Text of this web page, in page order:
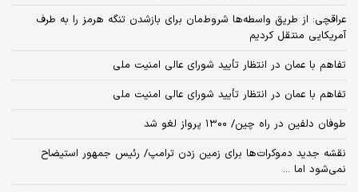
عراقچی: از طریق واسطه‌ها شروط‌مان برای بازشدن تنگه هرمز را به طرف
آمریکایی منتقل کردیم
تفاهم با عمان در انتظار تأیید شورای عالی امنیت ملی
تفاهم با عمان در انتظار تأیید شورای عالی امنیت ملی
طوفان دلفین در راه چین/ ۱۳۰۰ پرواز لغو شد
نقشه جدید دموکرات‌ها برای زمین زدن ترامپ/ رئیس جمهور استیضاح
نمی‌شود اما ...